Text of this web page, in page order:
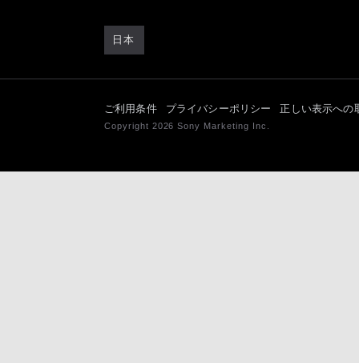
日本
ご利用条件 プライバシーポリシー 正しい表示への
Copyright 2026 Sony Marketing Inc.